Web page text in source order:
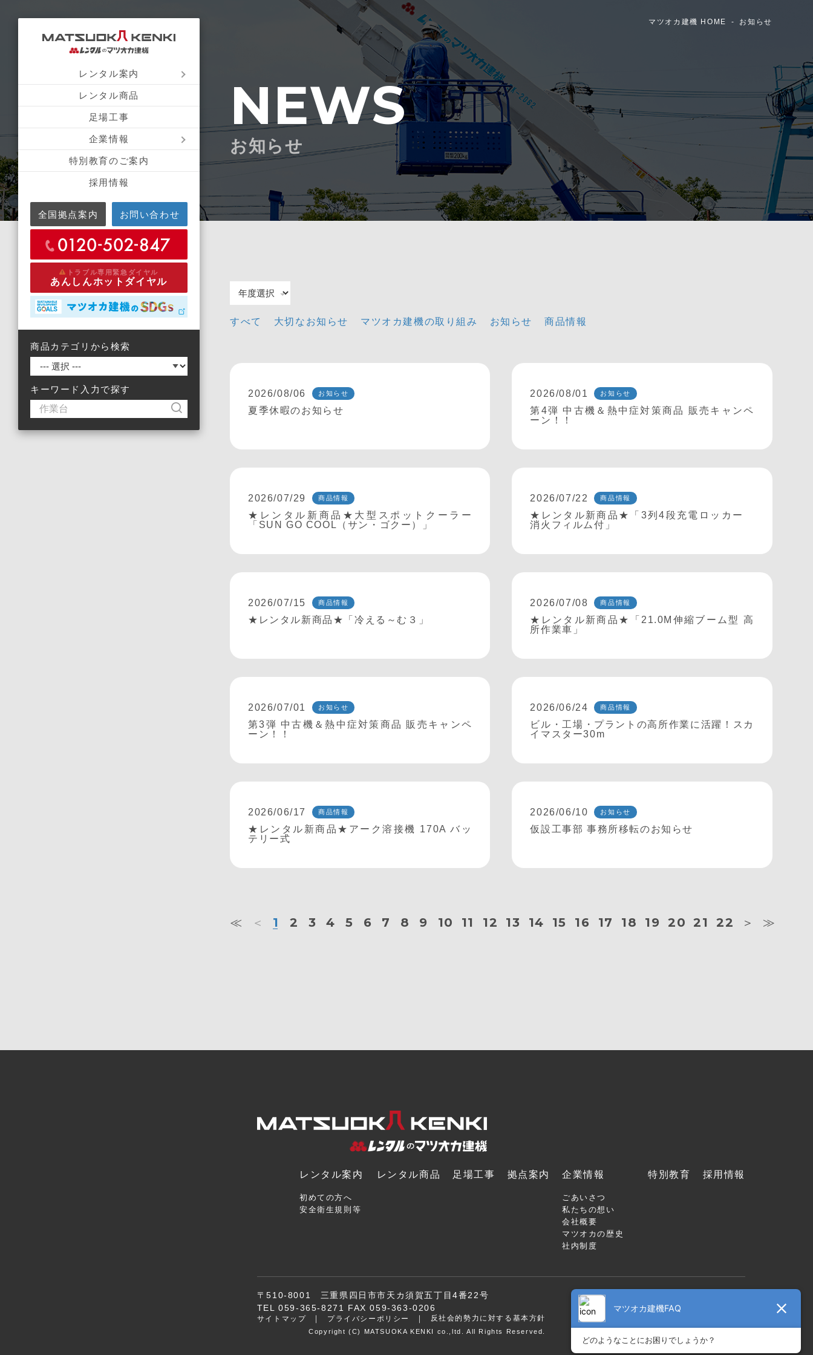
レンタル案内
レンタル商品
足場工事
企業情報
特別教育のご案内
採用情報
全国拠点案内 お問い合わせ
トラブル専用緊急ダイヤル
あんしんホットダイヤル
商品カテゴリから検索
キーワード入力で探す
マツオカ建機 HOME お知らせ
NEWS
お知らせ
すべて 大切なお知らせ マツオカ建機の取り組み お知らせ 商品情報
2026/08/06 お知らせ
夏季休暇のお知らせ
2026/08/01 お知らせ
第4弾 中古機＆熱中症対策商品 販売キャンペ
ーン！！
2026/07/29 商品情報
★レンタル新商品★大型スポットクーラー
「SUN GO COOL（サン・ゴクー）」
2026/07/22 商品情報
★レンタル新商品★「3列4段充電ロッカー
消火フィルム付」
2026/07/15 商品情報
★レンタル新商品★「冷える～む３」
2026/07/08 商品情報
★レンタル新商品★「21.0M伸縮ブーム型 高
所作業車」
2026/07/01 お知らせ
第3弾 中古機＆熱中症対策商品 販売キャンペ
ーン！！
2026/06/24 商品情報
ビル・工場・プラントの高所作業に活躍！スカ
イマスター30m
2026/06/17 商品情報
★レンタル新商品★アーク溶接機 170A バッ
テリー式
2026/06/10 お知らせ
仮設工事部 事務所移転のお知らせ
≪ ＜ 1 2 3 4 5 6 7 8 9 10 11 12 13 14 15 16 17 18 19 20 21 22 ＞ ≫
レンタル案内
初めての方へ
安全衛生規則等
レンタル商品 足場工事 拠点案内 企業情報
ごあいさつ
私たちの想い
会社概要
マツオカの歴史
社内制度
特別教育 採用情報
〒510-8001 三重県四日市市天カ須賀五丁目4番22号
TEL 059-365-8271 FAX 059-363-0206
サイトマップ プライバシーポリシー 反社会的勢力に対する基本方針
Copyright (C) MATSUOKA KENKI co.,ltd. All Rights Reserved.